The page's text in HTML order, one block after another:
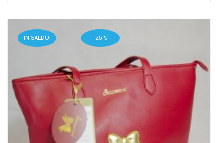
IN SALDO! -25%